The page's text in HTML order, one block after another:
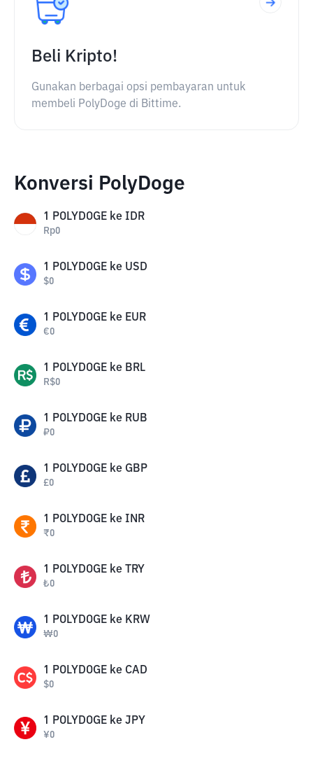
Beli Kripto!
Gunakan berbagai opsi pembayaran untuk
membeli PolyDoge di Bittime.
Konversi PolyDoge
1 POLYDOGE ke IDR
Rp0
1 POLYDOGE ke USD
$0
1 POLYDOGE ke EUR
€0
1 POLYDOGE ke BRL
R$0
1 POLYDOGE ke RUB
₽0
1 POLYDOGE ke GBP
£0
1 POLYDOGE ke INR
₹0
1 POLYDOGE ke TRY
₺0
1 POLYDOGE ke KRW
₩0
1 POLYDOGE ke CAD
$0
1 POLYDOGE ke JPY
¥0